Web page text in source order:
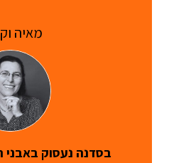
מאיה
בסדנה נעסוק באבני